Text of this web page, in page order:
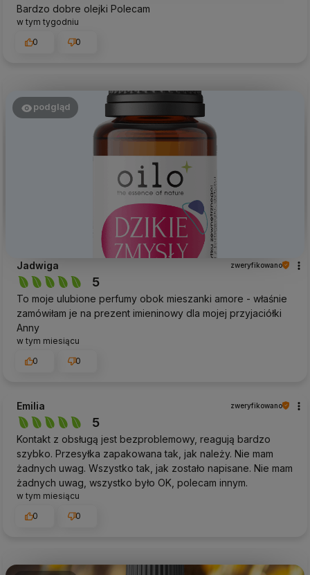
Bardzo dobre olejki Polecam
w tym tygodniu
0
0
podgląd
Jadwiga zweryfikowano
5
To moje ulubione perfumy obok mieszanki amore - właśnie
zamówiłam je na prezent imieninowy dla mojej przyjaciółki
Anny
w tym miesiącu
0
0
Emilia zweryfikowano
5
Kontakt z obsługą jest bezproblemowy, reagują bardzo
szybko. Przesyłka zapakowana tak, jak należy. Nie mam
żadnych uwag. Wszystko tak, jak zostało napisane. Nie mam
żadnych uwag, wszystko było OK, polecam innym.
w tym miesiącu
0
0